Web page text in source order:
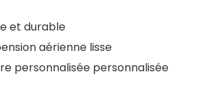
et durable
aérienne lisse
personnalisée personnalisée